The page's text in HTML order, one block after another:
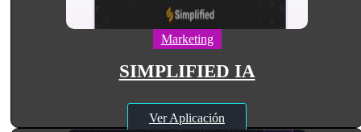
Marketing
SIMPLIFIED IA
Ver Aplicación